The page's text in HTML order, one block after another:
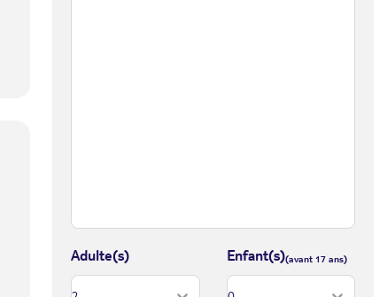
Adulte(s) Enfant(s)